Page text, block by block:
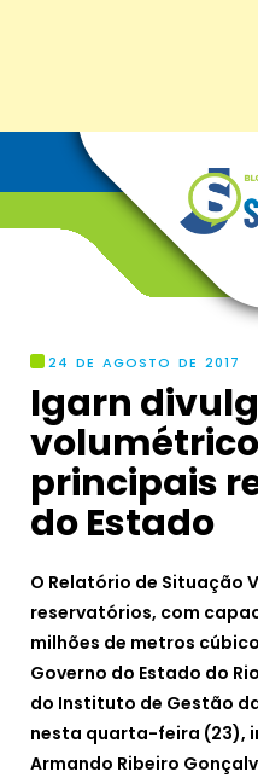
24 DE AGOSTO DE 2017
Igarn
principais
do Estado
O Relatório de Situação
reservatórios, com
milhões de metros
Governo do Estado do
do Instituto de Gestão
nesta quarta-feira (23),
Armando Ribeiro